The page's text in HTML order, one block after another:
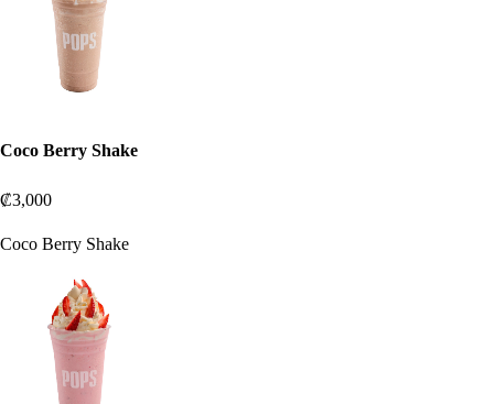
Coco Berry Shake
₡3,000
Coco Berry Shake